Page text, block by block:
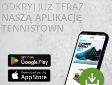
ODKRYJ JUŻ TERAZ
NASZĄ APLIKACJĘ
TENNISTOWN